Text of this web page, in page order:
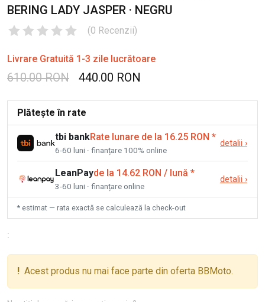
BERING LADY JASPER · NEGRU
(0 Recenzii)
Livrare Gratuită 1-3 zile lucrătoare
610.00 RON 440.00 RON
Plătește în rate
tbi bankRate lunare de la 16.25 RON *
6-60 luni · finanțare 100% online
detalii ›
LeanPayde la 14.62 RON / lună *
3-60 luni · finanțare online
detalii ›
* estimat — rata exactă se calculează la check-out
:
! Acest produs nu mai face parte din oferta BBMoto.